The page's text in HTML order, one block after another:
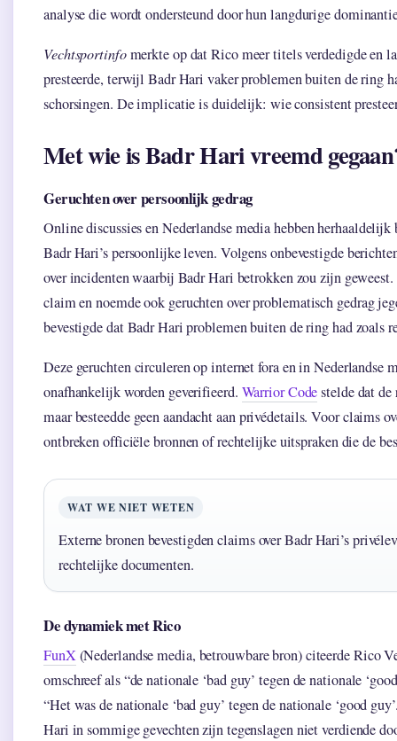
analyse die wordt ondersteund door hun langdurige
Vechtsportinfomerkte op dat Rico meer titels verdedigde en
presteerde, terwijl Badr Hari vaker problemen buiten de ring
schorsingen. De implicatie is duidelijk: wie consistent
Met wie is Badr Hari vreemd
Geruchten over persoonlijk gedrag
Online discussies en Nederlandse media hebben
Badr Hari’s persoonlijke leven. Volgens onbevestigde
over incidenten waarbij Badr Hari betrokken zou zijn geweest.
claim en noemde ook geruchten over problematisch gedrag
bevestigde dat Badr Hari problemen buiten de ring had zoals
Deze geruchten circuleren op internet fora en in Nederlandse
onafhankelijk worden geverifieerd. Warrior Codestelde dat
maar besteedde geen aandacht aan privédetails. Voor claims
ontbreken officiële bronnen of rechtelijke uitspraken die de
WAT WE NIET WETEN
Externe bronen bevestigden claims over Badr Hari’s
rechtelijke documenten.
De dynamiek met Rico
FunX(Nederlandse media, betrouwbare bron) citeerde Rico
omschreef als “de nationale ‘bad guy’ tegen de nationale
“Het was de nationale ‘bad guy’ tegen de nationale ‘good
Hari in sommige gevechten zijn tegenslagen niet verdiende